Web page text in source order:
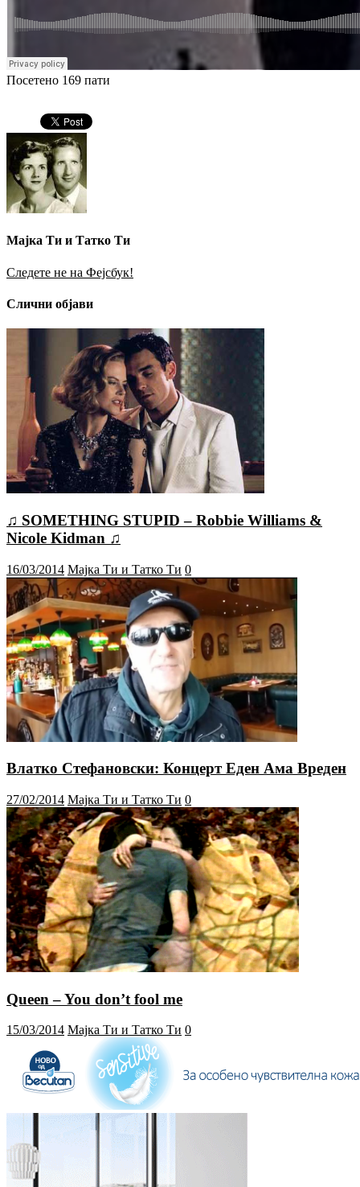
Посетено 169 пати
Мајка Ти и Татко Ти
Следете не на Фејсбук!
Слични објави
♫ SOMETHING STUPID – Robbie Williams &
Nicole Kidman ♫
16/03/2014 Мајка Ти и Татко Ти 0
Влатко Стефановски: Концерт Еден Ама Вреден
27/02/2014 Мајка Ти и Татко Ти 0
Queen – You don’t fool me
15/03/2014 Мајка Ти и Татко Ти 0